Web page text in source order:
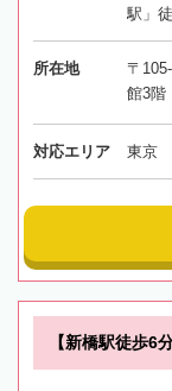
駅」
所在地
〒
館3階
対応エリア 東京
【新橋駅徒歩6